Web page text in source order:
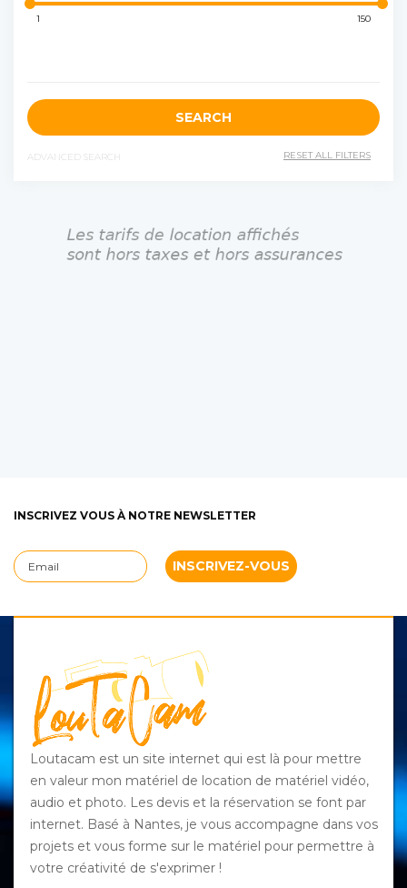
ADVANCED SEARCH
INSCRIVEZ VOUS À NOTRE NEWSLETTER
Loutacam est un site internet qui est là pour mettre
en valeur mon matériel de location de matériel vidéo,
audio et photo. Les devis et la réservation se font par
internet. Basé à Nantes, je vous accompagne dans vos
projets et vous forme sur le matériel pour permettre à
votre créativité de s'exprimer !